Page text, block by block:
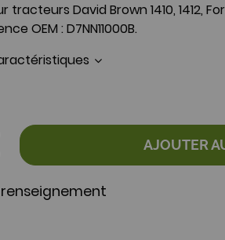
tracteurs David Brown 1410, 1412,
OEM : D7NN11000B.
AJOUTER